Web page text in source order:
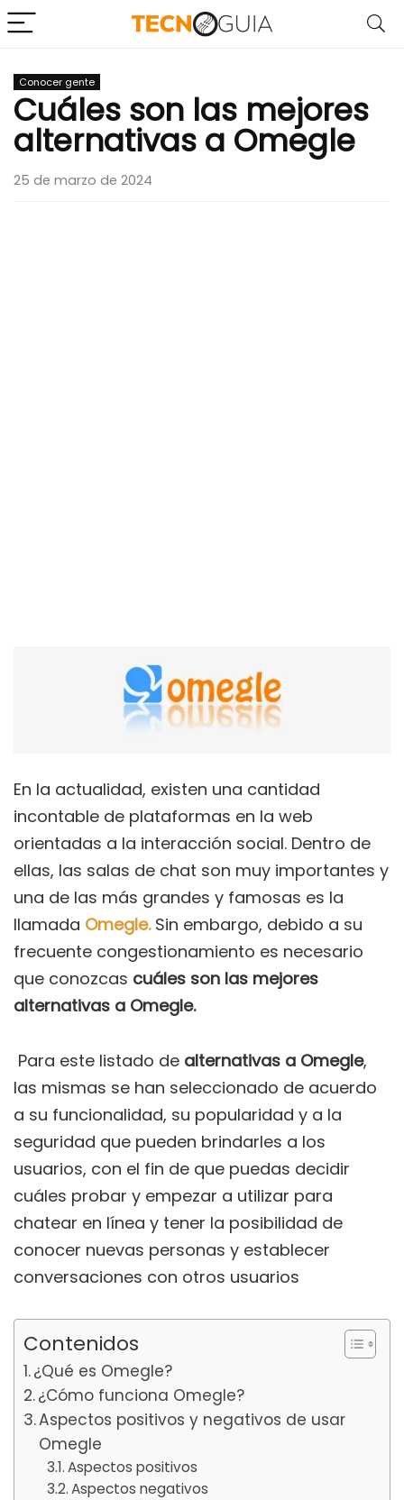
Conocer gente
Cuáles son las mejores
alternativas a Omegle
25 de marzo de 2024
En la actualidad, existen una cantidad
incontable de plataformas en la web
orientadas a la interacción social. Dentro de
ellas, las salas de chat son muy importantes y
una de las más grandes y famosas es la
llamada Omegle.Sin embargo, debido a su
frecuente congestionamiento es necesario
que conozcas cuáles son las mejores
alternativas a Omegle.
Para este listado de alternativas a Omegle,
las mismas se han seleccionado de acuerdo
a su funcionalidad, su popularidad y a la
seguridad que pueden brindarles a los
usuarios, con el fin de que puedas decidir
cuáles probar y empezar a utilizar para
chatear en línea y tener la posibilidad de
conocer nuevas personas y establecer
conversaciones con otros usuarios
Contenidos
¿Qué es Omegle?
¿Cómo funciona Omegle?
Aspectos positivos y negativos de usar
Omegle
Aspectos positivos
Aspectos negativos